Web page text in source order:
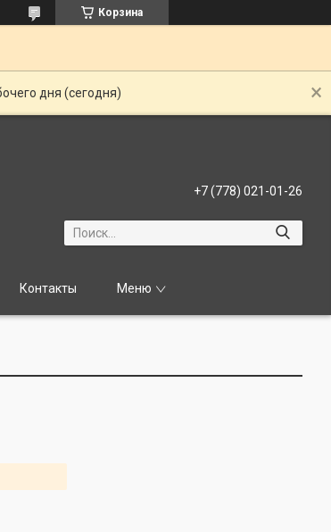
Корзина
дня (сегодня)
+7 (778) 021-01-26
Контакты Меню